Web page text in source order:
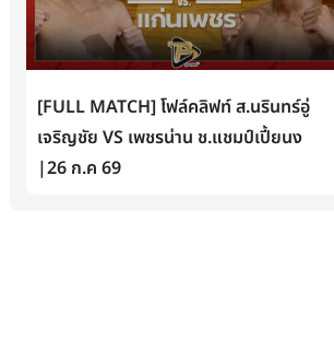
[FULL MATCH] โฟล์คลิฟท์ ส.นรินทร์อู่
เจริญชัย VS เพชรน่าน ช.แชมป์เปี้ยนง
|26 ก.ค 69